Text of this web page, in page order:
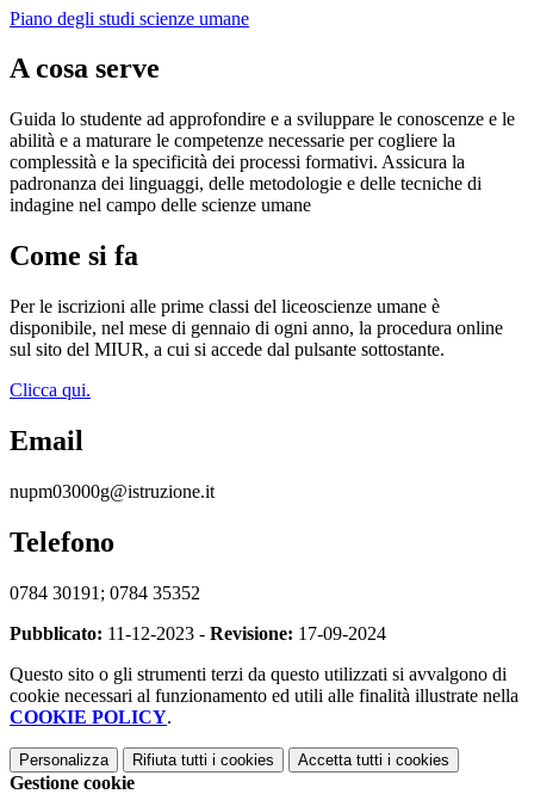
Piano degli studi scienze umane
A cosa serve
Guida lo studente ad approfondire e a sviluppare le conoscenze e le
abilità e a maturare le competenze necessarie per cogliere la
complessità e la specificità dei processi formativi. Assicura la
padronanza dei linguaggi, delle metodologie e delle tecniche di
indagine nel campo delle scienze umane
Come si fa
Per le iscrizioni alle prime classi del liceoscienze umane è
disponibile, nel mese di gennaio di ogni anno, la procedura online
sul sito del MIUR, a cui si accede dal pulsante sottostante.
Clicca qui.
Email
nupm03000g@istruzione.it
Telefono
0784 30191; 0784 35352
Pubblicato: 11-12-2023 - Revisione: 17-09-2024
Questo sito o gli strumenti terzi da questo utilizzati si avvalgono di
cookie necessari al funzionamento ed utili alle finalità illustrate nella
COOKIE POLICY.
Personalizza Rifiuta tutti i cookies Accetta tutti i cookies
Gestione cookie